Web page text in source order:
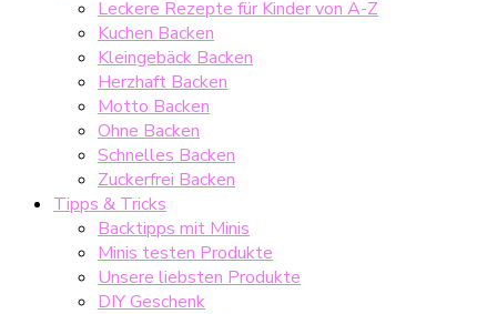
Leckere Rezepte für Kinder von A-Z
Kuchen Backen
Kleingebäck Backen
Herzhaft Backen
Motto Backen
Ohne Backen
Schnelles Backen
Zuckerfrei Backen
Tipps & Tricks
Backtipps mit Minis
Minis testen Produkte
Unsere liebsten Produkte
DIY Geschenk